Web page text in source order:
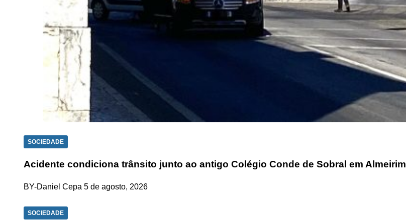
SOCIEDADE
Acidente condiciona trânsito junto ao antigo Colégio Conde de Sobral em Almeirim
BY-Daniel Cepa 5 de agosto, 2026
SOCIEDADE